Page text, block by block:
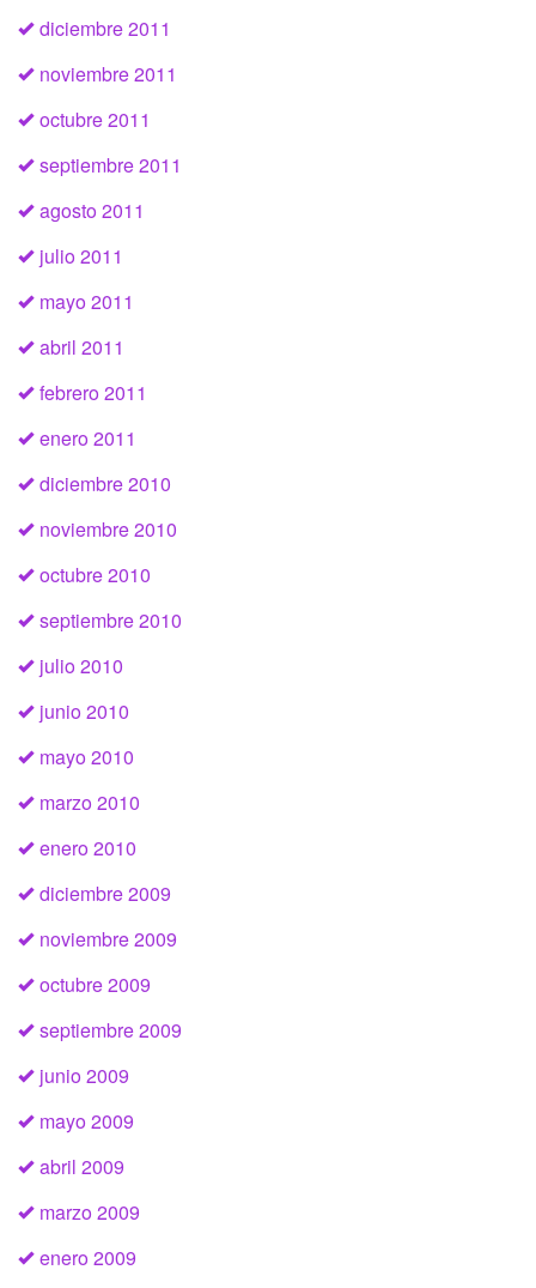
diciembre 2011
noviembre 2011
octubre 2011
septiembre 2011
agosto 2011
julio 2011
mayo 2011
abril 2011
febrero 2011
enero 2011
diciembre 2010
noviembre 2010
octubre 2010
septiembre 2010
julio 2010
junio 2010
mayo 2010
marzo 2010
enero 2010
diciembre 2009
noviembre 2009
octubre 2009
septiembre 2009
junio 2009
mayo 2009
abril 2009
marzo 2009
enero 2009